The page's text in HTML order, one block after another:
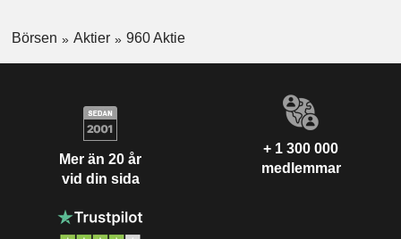
Börsen Aktier 960 Aktie
Mer än 20 år
vid din sida
+ 1 300 000
medlemmar